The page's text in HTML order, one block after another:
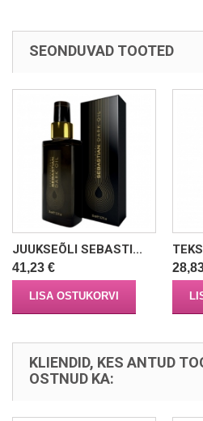
SEONDUVAD TOOTED
JUUKSEÕLI SEBASTI...
41,23 €
LISA OSTUKORVI
KLIENDID, KES ANTUD
OSTNUD KA: